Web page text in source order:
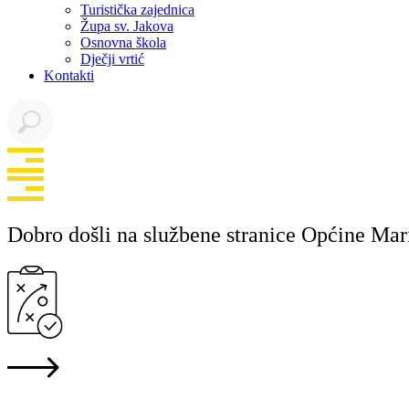
Turistička zajednica
Župa sv. Jakova
Osnovna škola
Dječji vrtić
Kontakti
Dobro došli na službene stranice Općine